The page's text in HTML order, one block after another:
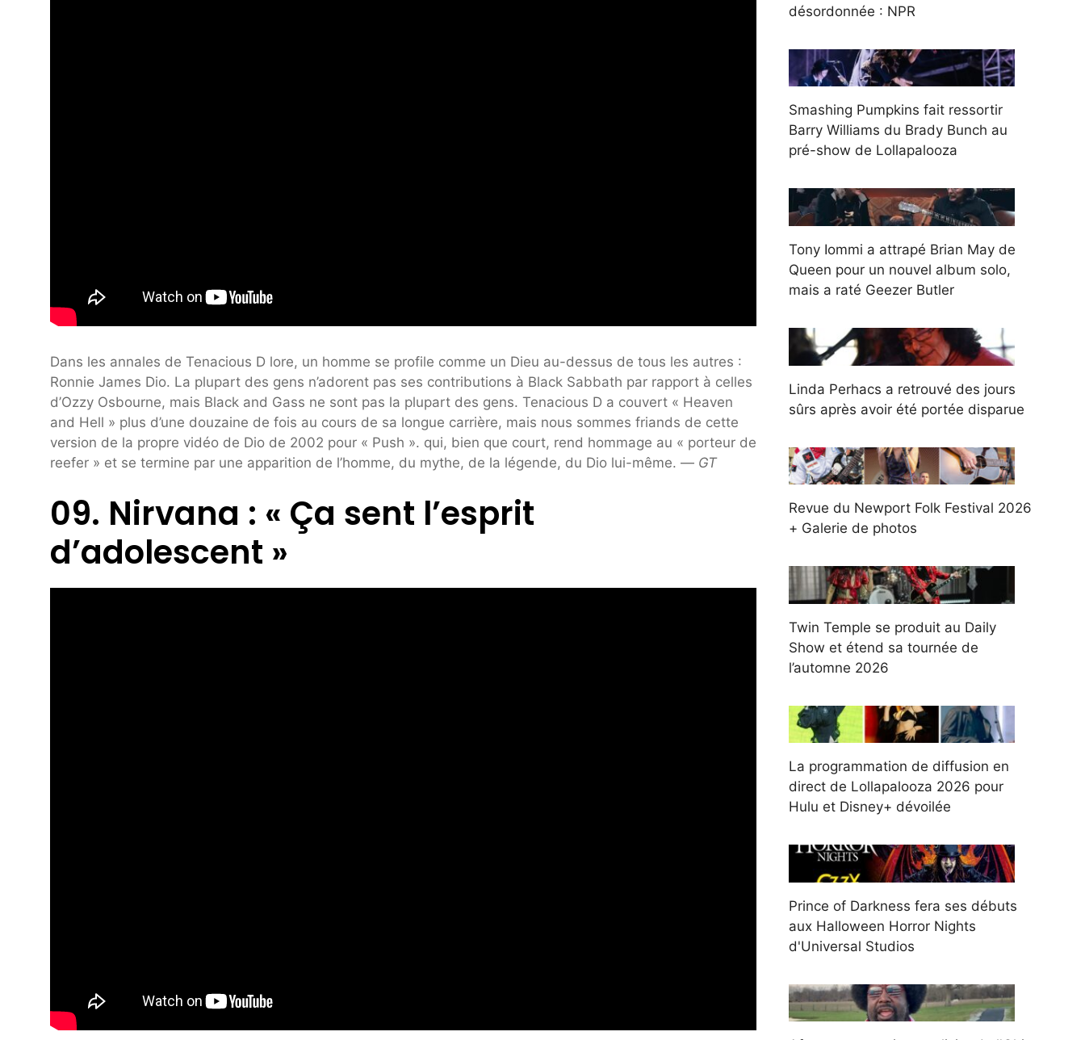
Dans les annales de Tenacious D lore, un homme se profile comme un Dieu au-dessus de tous les autres :
Ronnie James Dio. La plupart des gens n’adorent pas ses contributions à Black Sabbath par rapport à celles
d’Ozzy Osbourne, mais Black and Gass ne sont pas la plupart des gens. Tenacious D a couvert « Heaven
and Hell » plus d’une douzaine de fois au cours de sa longue carrière, mais nous sommes friands de cette
version de la propre vidéo de Dio de 2002 pour « Push ». qui, bien que court, rend hommage au « porteur de
reefer » et se termine par une apparition de l’homme, du mythe, de la légende, du Dio lui-même. — GT
09. Nirvana : « Ça sent l’esprit
d’adolescent »
désordonnée : NPR
Smashing Pumpkins fait ressortir
Barry Williams du Brady Bunch au
pré-show de Lollapalooza
Tony Iommi a attrapé Brian May de
Queen pour un nouvel album solo,
mais a raté Geezer Butler
Linda Perhacs a retrouvé des jours
sûrs après avoir été portée disparue
Revue du Newport Folk Festival 2026
+ Galerie de photos
Twin Temple se produit au Daily
Show et étend sa tournée de
l’automne 2026
La programmation de diffusion en
direct de Lollapalooza 2026 pour
Hulu et Disney+ dévoilée
Prince of Darkness fera ses débuts
aux Halloween Horror Nights
d'Universal Studios